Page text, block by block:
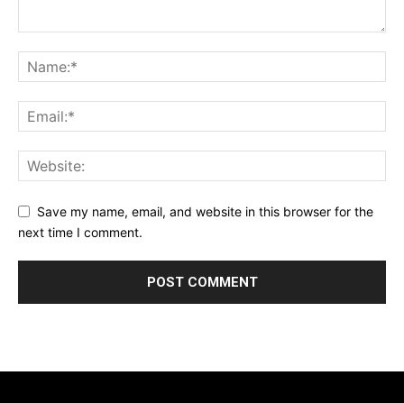
Save my name, email, and website in this browser for the
next time I comment.